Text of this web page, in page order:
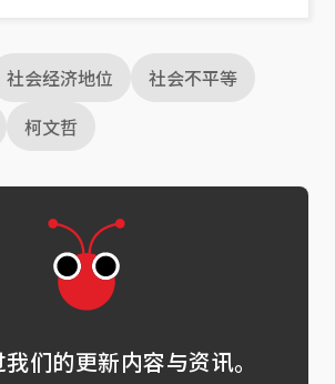
社会经济地位
社会不平等
柯文哲
们的更新内容与资讯。